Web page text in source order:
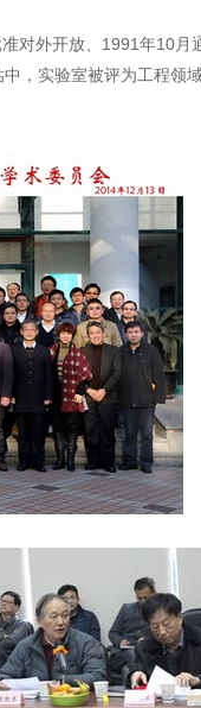
外开放、1991年10月
，实验室被评为工程领